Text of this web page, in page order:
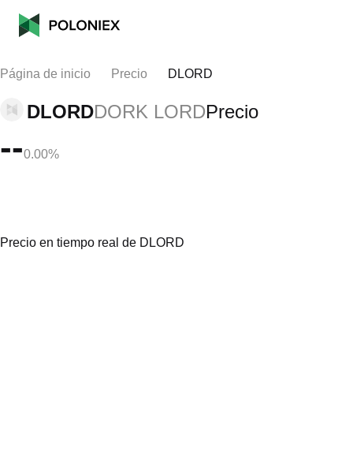
Página de inicio Precio DLORD
DLORDDORK LORDPrecio
--0.00%
Precio en tiempo real de DLORD